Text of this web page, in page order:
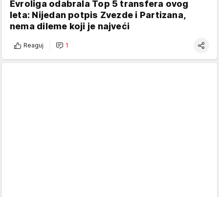
Evroliga odabrala Top 5 transfera ovog
leta: Nijedan potpis Zvezde i Partizana,
nema dileme koji je najveći
Reaguj 1